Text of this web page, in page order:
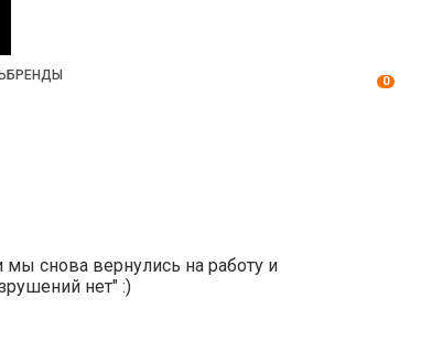
БРЕНДЫ 0
снова вернулись на работу и
нет" :)